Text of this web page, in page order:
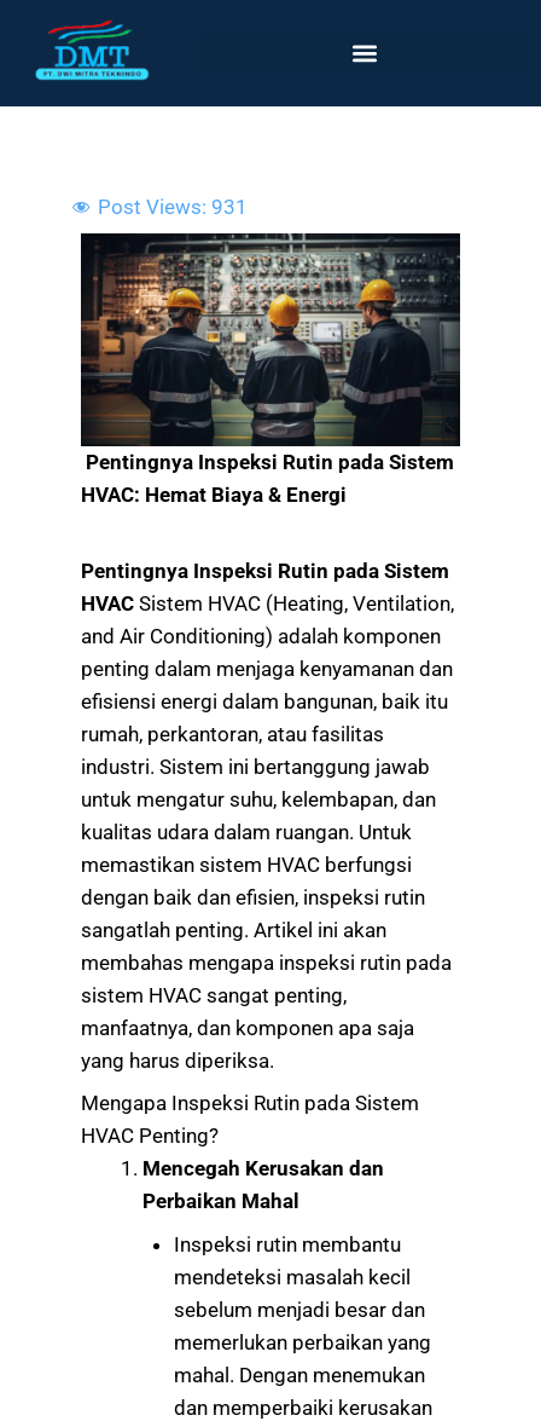
konten
Post Views: 931
Pentingnya Inspeksi Rutin pada Sistem
HVAC: Hemat Biaya & Energi
Pentingnya Inspeksi Rutin pada Sistem
HVAC Sistem HVAC (Heating, Ventilation,
and Air Conditioning) adalah komponen
penting dalam menjaga kenyamanan dan
efisiensi energi dalam bangunan, baik itu
rumah, perkantoran, atau fasilitas
industri. Sistem ini bertanggung jawab
untuk mengatur suhu, kelembapan, dan
kualitas udara dalam ruangan. Untuk
memastikan sistem HVAC berfungsi
dengan baik dan efisien, inspeksi rutin
sangatlah penting. Artikel ini akan
membahas mengapa inspeksi rutin pada
sistem HVAC sangat penting,
manfaatnya, dan komponen apa saja
yang harus diperiksa.
Mengapa Inspeksi Rutin pada Sistem
HVAC Penting?
Mencegah Kerusakan dan
Perbaikan Mahal
Inspeksi rutin membantu
mendeteksi masalah kecil
sebelum menjadi besar dan
memerlukan perbaikan yang
mahal. Dengan menemukan
dan memperbaiki kerusakan